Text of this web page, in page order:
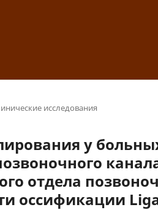
исследования
у
отдела
оссификации